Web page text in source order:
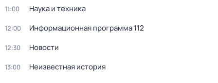
11:00 Наука и техника
12:00 Информационная программа 112
12:30 Новости
13:00 Неизвестная история